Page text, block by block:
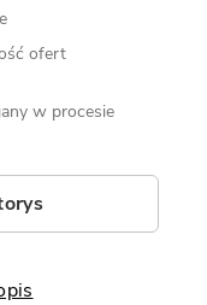
ofert
w procesie